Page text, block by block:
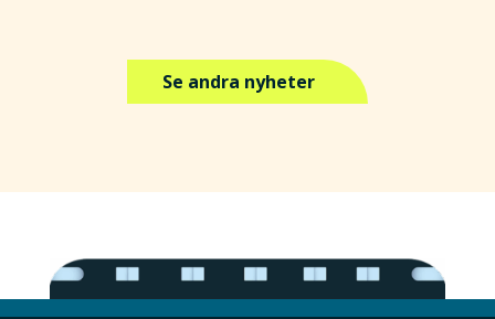
Se andra nyheter